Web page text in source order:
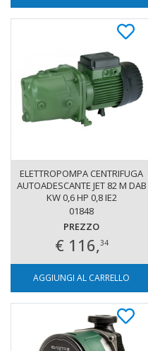
ELETTROPOMPA CENTRIFUGA
AUTOADESCANTE JET 82 M DAB
KW 0,6 HP 0,8 IE2
01848
PREZZO
€ 116,34
AGGIUNGI AL CARRELLO